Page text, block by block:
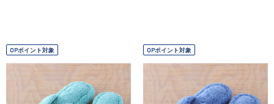
OPポイント対象 OPポイント対象